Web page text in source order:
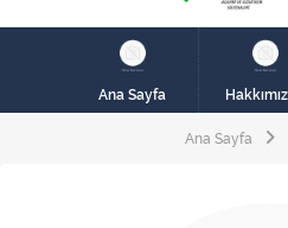
HASTA
Ana Sayfa
Ana Sayfa